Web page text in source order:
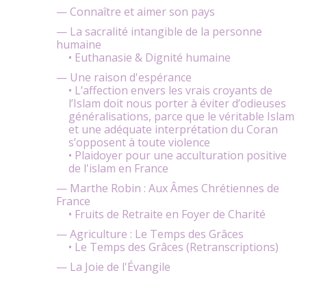
— Connaître et aimer son pays
— La sacralité intangible de la personne
humaine
• Euthanasie & Dignité humaine
— Une raison d'espérance
• L’affection envers les vrais croyants de
l’Islam doit nous porter à éviter d’odieuses
généralisations, parce que le véritable Islam
et une adéquate interprétation du Coran
s’opposent à toute violence
• Plaidoyer pour une acculturation positive
de l'islam en France
— Marthe Robin : Aux Âmes Chrétiennes de
France
• Fruits de Retraite en Foyer de Charité
— Agriculture : Le Temps des Grâces
• Le Temps des Grâces (Retranscriptions)
— La Joie de l'Évangile